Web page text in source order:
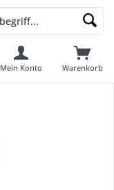
Warenkorb
Mein Konto